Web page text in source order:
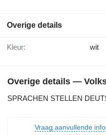
Overige details
Kleur: wit
Overige details —
SPRACHEN STELLEN
Vraag aanvullende